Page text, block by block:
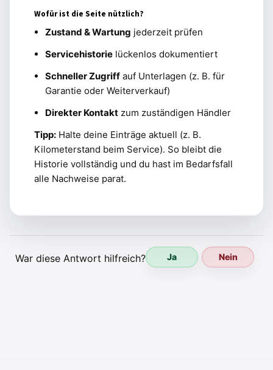
Wofür ist die Seite nützlich?
Zustand & Wartung jederzeit prüfen
Servicehistorie lückenlos dokumentiert
Schneller Zugriff auf Unterlagen (z. B. für
Garantie oder Weiterverkauf)
Direkter Kontakt zum zuständigen Händler
Tipp: Halte deine Einträge aktuell (z. B.
Kilometerstand beim Service). So bleibt die
Historie vollständig und du hast im Bedarfsfall
alle Nachweise parat.
War diese Antwort hilfreich? Ja Nein